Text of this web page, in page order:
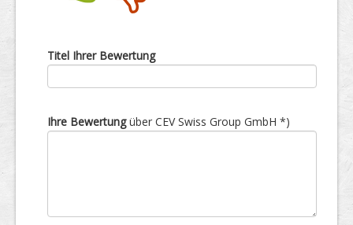
Titel Ihrer Bewertung
Ihre Bewertungüber CEV Swiss Group GmbH *)